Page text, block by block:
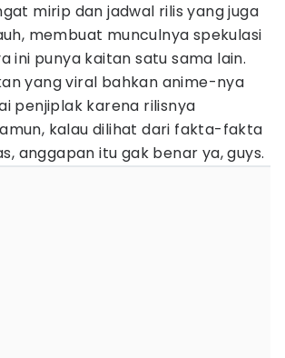
mirip dan jadwal rilis yang juga
membuat munculnya spekulasi
ini punya kaitan satu sama lain.
yang viral bahkan anime-nya
penjiplak karena rilisnya
kalau dilihat dari fakta-fakta
anggapan itu gak benar ya, guys.